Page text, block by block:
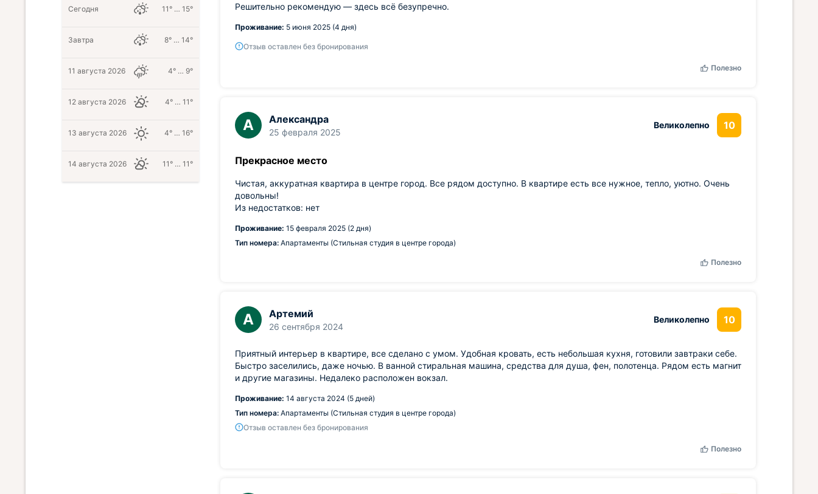
Решительно рекомендую — здесь всё безупречно.
Проживание: 5 июня 2025 (4 дня)
Отзыв оставлен без бронирования
Полезно
А Александра
25 февраля 2025
Великолепно 10
Прекрасное место
Чистая, аккуратная квартира в центре город. Все рядом доступно. В квартире есть все нужное, тепло, уютно. Очень
довольны!
Из недостатков: нет
Проживание: 15 февраля 2025 (2 дня)
Тип номера: Апартаменты (Стильная студия в центре города)
Полезно
А Артемий
26 сентября 2024
Великолепно 10
Приятный интерьер в квартире, все сделано с умом. Удобная кровать, есть небольшая кухня, готовили завтраки себе.
Быстро заселились, даже ночью. В ванной стиральная машина, средства для душа, фен, полотенца. Рядом есть магнит
и другие магазины. Недалеко расположен вокзал.
Проживание: 14 августа 2024 (5 дней)
Тип номера: Апартаменты (Стильная студия в центре города)
Отзыв оставлен без бронирования
Полезно
Сегодня 11° … 15°
Завтра 8° … 14°
11 августа 2026 4° … 9°
12 августа 2026 4° … 11°
13 августа 2026 4° … 16°
14 августа 2026 11° … 11°